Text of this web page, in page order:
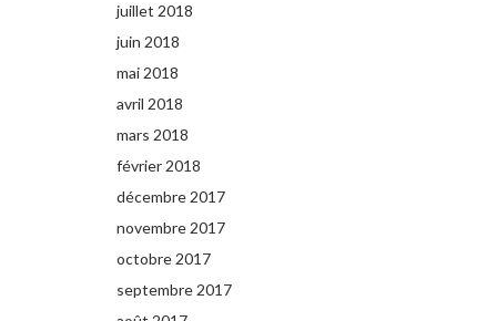
juillet 2018
juin 2018
mai 2018
avril 2018
mars 2018
février 2018
décembre 2017
novembre 2017
octobre 2017
septembre 2017